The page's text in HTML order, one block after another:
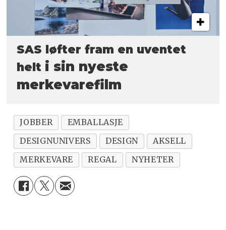
SAS løfter fram en uventet
helt i sin nyeste
merkevarefilm
JOBBER
EMBALLASJE
DESIGNUNIVERS
DESIGN
AKSELL
MERKEVARE
REGAL NYHETER